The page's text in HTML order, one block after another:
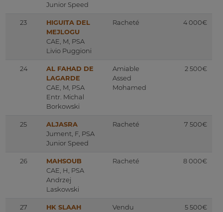
Junior Speed
23
HIGUITA DEL
MEJLOGU
CAE, M, PSA
Livio Puggioni
Racheté 4 000€
24
AL FAHAD DE
LAGARDE
CAE, M, PSA
Entr. Michal
Borkowski
Amiable
Assed
Mohamed
2 500€
25
ALJASRA
Jument, F, PSA
Junior Speed
Racheté 7 500€
26
MAHSOUB
CAE, H, PSA
Andrzej
Laskowski
Racheté 8 000€
27
HK SLAAH
Vendu
5 500€